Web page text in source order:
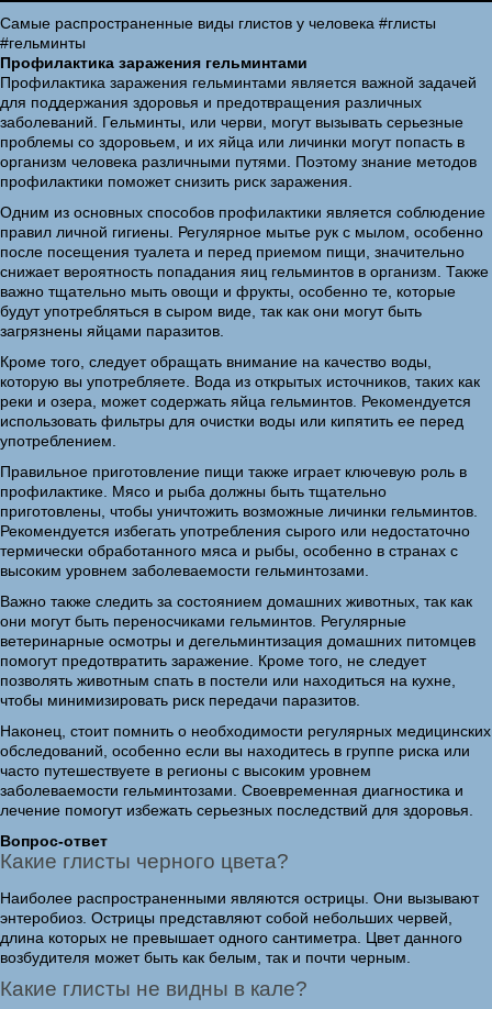
Самые распространенные виды глистов у человека #глисты
#гельминты
Профилактика заражения гельминтами
Профилактика заражения гельминтами является важной задачей
для поддержания здоровья и предотвращения различных
заболеваний. Гельминты, или черви, могут вызывать серьезные
проблемы со здоровьем, и их яйца или личинки могут попасть в
организм человека различными путями. Поэтому знание методов
профилактики поможет снизить риск заражения.
Одним из основных способов профилактики является соблюдение
правил личной гигиены. Регулярное мытье рук с мылом, особенно
после посещения туалета и перед приемом пищи, значительно
снижает вероятность попадания яиц гельминтов в организм. Также
важно тщательно мыть овощи и фрукты, особенно те, которые
будут употребляться в сыром виде, так как они могут быть
загрязнены яйцами паразитов.
Кроме того, следует обращать внимание на качество воды,
которую вы употребляете. Вода из открытых источников, таких как
реки и озера, может содержать яйца гельминтов. Рекомендуется
использовать фильтры для очистки воды или кипятить ее перед
употреблением.
Правильное приготовление пищи также играет ключевую роль в
профилактике. Мясо и рыба должны быть тщательно
приготовлены, чтобы уничтожить возможные личинки гельминтов.
Рекомендуется избегать употребления сырого или недостаточно
термически обработанного мяса и рыбы, особенно в странах с
высоким уровнем заболеваемости гельминтозами.
Важно также следить за состоянием домашних животных, так как
они могут быть переносчиками гельминтов. Регулярные
ветеринарные осмотры и дегельминтизация домашних питомцев
помогут предотвратить заражение. Кроме того, не следует
позволять животным спать в постели или находиться на кухне,
чтобы минимизировать риск передачи паразитов.
Наконец, стоит помнить о необходимости регулярных медицинских
обследований, особенно если вы находитесь в группе риска или
часто путешествуете в регионы с высоким уровнем
заболеваемости гельминтозами. Своевременная диагностика и
лечение помогут избежать серьезных последствий для здоровья.
Вопрос-ответ
Какие глисты черного цвета?
Наиболее распространенными являются острицы. Они вызывают
энтеробиоз. Острицы представляют собой небольших червей,
длина которых не превышает одного сантиметра. Цвет данного
возбудителя может быть как белым, так и почти черным.
Какие глисты не видны в кале?